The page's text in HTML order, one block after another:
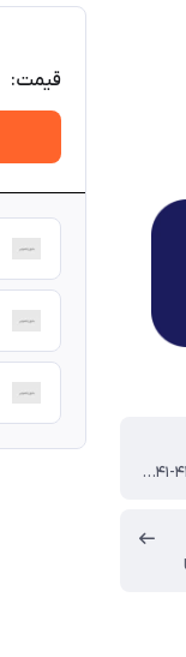
37-38-39-۴۰-۴۱-۴۲-۴۳-۴۴-۴۵
قیمت: